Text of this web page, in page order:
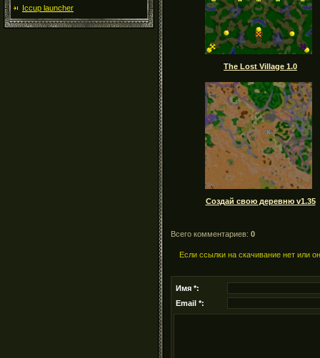
Iccup launcher
The Lost Village 1.0
Создай свою деревню v1.35
Всего комментариев: 0
Если ссылки на скачивание нет или
Имя *:
Email *: